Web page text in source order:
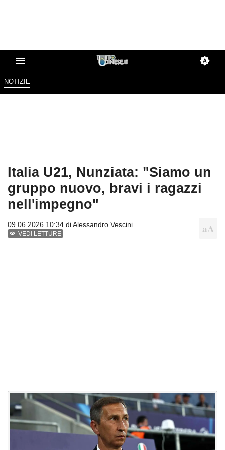
NOTIZIE
Italia U21, Nunziata: "Siamo un
gruppo nuovo, bravi i ragazzi
nell'impegno"
09.06.2026 10:34 diAlessandro Vescini
VEDI LETTURE